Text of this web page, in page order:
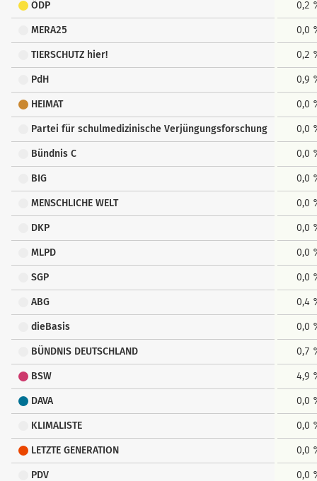
ÖDP 0,2
MERA25 0,0
TIERSCHUTZ hier! 0,2
PdH 0,9
HEIMAT 0,0
Partei für schulmedizinische Verjüngungsforschung 0,0
Bündnis C 0,0
BIG 0,0
MENSCHLICHE WELT 0,0
DKP 0,0
MLPD 0,0
SGP 0,0
ABG 0,4
dieBasis 0,0
BÜNDNIS DEUTSCHLAND 0,7
BSW 4,9
DAVA 0,0
KLIMALISTE 0,0
LETZTE GENERATION 0,0
PDV 0,0